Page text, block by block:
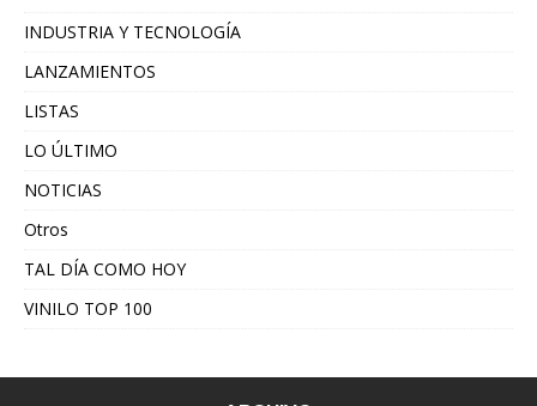
INDUSTRIA Y TECNOLOGÍA
LANZAMIENTOS
LISTAS
LO ÚLTIMO
NOTICIAS
Otros
TAL DÍA COMO HOY
VINILO TOP 100